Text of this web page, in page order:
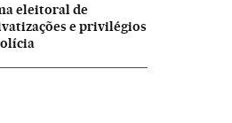
eleitoral de
e privilégios